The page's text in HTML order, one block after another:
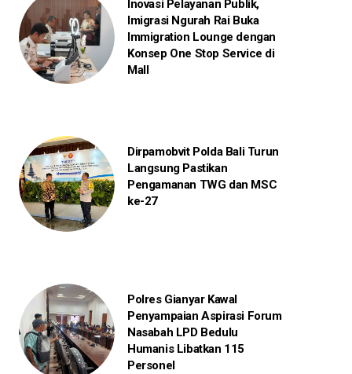
Inovasi Pelayanan Publik,
Imigrasi Ngurah Rai Buka
Immigration Lounge dengan
Konsep One Stop Service di
Mall
Dirpamobvit Polda Bali Turun
Langsung Pastikan
Pengamanan TWG dan MSC
ke-27
Polres Gianyar Kawal
Penyampaian Aspirasi Forum
Nasabah LPD Bedulu
Humanis Libatkan 115
Personel